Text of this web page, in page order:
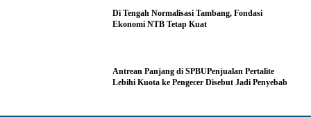
Di Tengah Normalisasi Tambang, Fondasi
Ekonomi NTB Tetap Kuat
Antrean Panjang di SPBUPenjualan Pertalite
Lebihi Kuota ke Pengecer Disebut Jadi Penyebab